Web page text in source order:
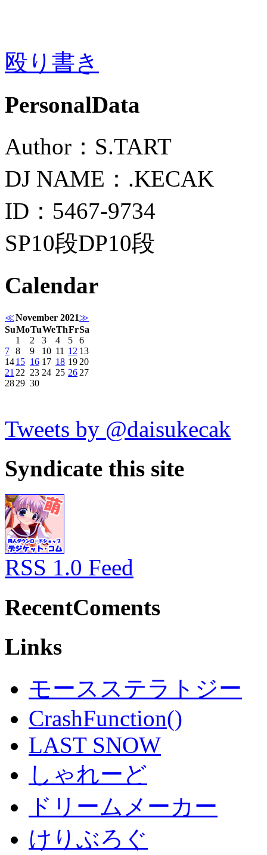
殴り書き
PersonalData
Author：S.TART
DJ NAME：.KECAK
ID：5467-9734
SP10段DP10段
Calendar
≪November 2021≫
SuMoTuWeThFrSa
1
2 3 4 5
6
7 8 9 10 11 12 13
1415 16 17 18 19 20
21 22 23 24 25 26 27
2829 30
Tweets by @daisukecak
Syndicate this site
RSS 1.0 Feed
RecentComents
Links
モースステラトジー
CrashFunction()
LAST SNOW
しゃれーど
ドリームメーカー
けりぶろぐ